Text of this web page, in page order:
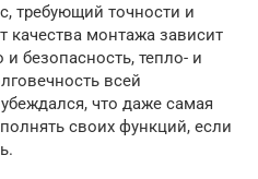
требующий точности и
качества монтажа зависит
безопасность, тепло- и
всей
что даже самая
своих функций, если